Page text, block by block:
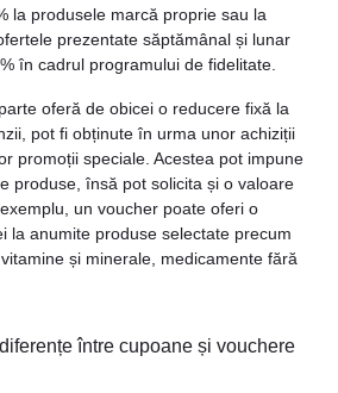
la produsele marcă proprie sau la
prezentate săptămânal și lunar
în cadrul programului de fidelitate.
oferă de obicei o reducere fixă la
pot fi obținute în urma unor achiziții
promoții speciale. Acestea pot impune
produse, însă pot solicita și o valoare
un voucher poate oferi o
la anumite produse selectate precum
și minerale, medicamente fără
între cupoane și vouchere